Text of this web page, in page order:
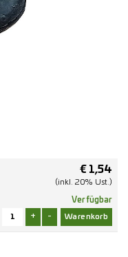
€ 1,54
(inkl. 20% Ust.)
Verfügbar
+ -